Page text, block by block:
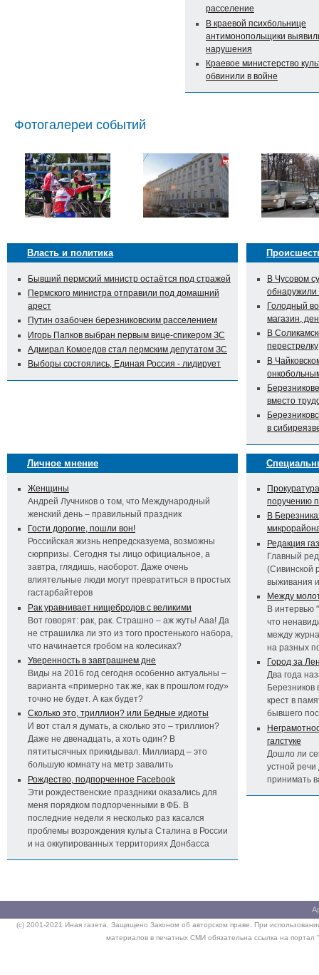
расселение
В краевой психбольнице
антимонопольщики
нарушения
Краевое министерство
обвинили в войне
Фотогалереи событий
Власть и политика
Бывший пермский министр остаётся под стражей
Пермского министра отправили под домашний
арест
Путин озабочен березниковским расселением
Игорь Папков выбран первым вице-спикером ЗС
Адмирал Комоедов стал пермским депутатом ЗС
Выборы состоялись, Единая Россия - лидирует
В Чусовом
Голодный
магазин,
В
перестрелку
В
вместо
в
Личное мнение
Женщины
Андрей Лучников о том, что Международный
женский день – правильный праздник
Гости дорогие, пошли вон!
Российская жизнь непредсказуема, возможны
сюрпризы. Сегодня ты лицо официальное, а
завтра, глядишь, наоборот. Даже очень
влиятельные люди могут превратиться в простых
гастарбайтеров
Рак уравнивает нищебродов с великими
Вот говорят: рак, рак. Страшно – аж жуть! Ааа! Да
не страшилка ли это из того простенького набора,
что начинается гробом на колесиках?
Уверенность в завтрашнем дне
Виды на 2016 год сегодня особенно актуальны –
варианта «примерно так же, как в прошлом году»
точно не будет. А как будет?
Сколько это, триллион? или Бедные идиоты
И вот стал я думать, а сколько это – триллион?
Даже не двенадцать, а хоть один? В
пятитысячных прикидывал. Миллиард – это
большую комнату на метр завалить
Рождество, подпорченное Facebook
Эти рождественские праздники оказались для
меня порядком подпорченными в ФБ. В
последние недели я несколько раз касался
проблемы возрождения культа Сталина в России
и на оккупированных территориях Донбасса
поручению
В
Редакция
Главный
(Сивинской
выживания
Между
В интервью
что
между
на разных
Город за
Два года
Березников
крест в
бывшего
галстуке
Дошло ли
устной речи
принимать
(c) 2001-2021 Иная газета. Защищено Законом об авторском праве. При
материалов в печатных СМИ обязательна ссылка на